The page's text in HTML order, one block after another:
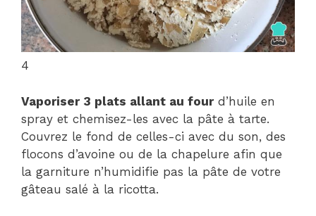
4
Vaporiser 3 plats allant au fourd’huile en
spray et chemisez-les avec la pâte à tarte.
Couvrez le fond de celles-ci avec du son, des
flocons d’avoine ou de la chapelure afin que
la garniture n’humidifie pas la pâte de votre
gâteau salé à la ricotta.